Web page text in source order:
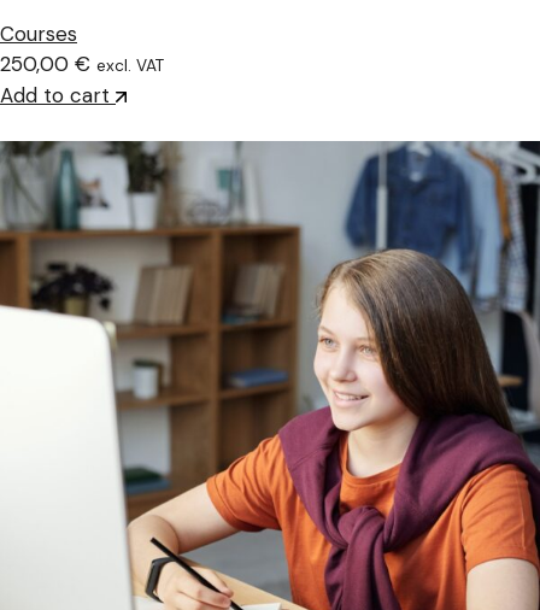
Courses
250,00 € excl. VAT
Add to cart